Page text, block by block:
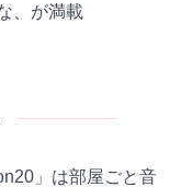
、が満載
」は部屋ごと音